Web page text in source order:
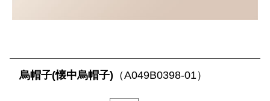
烏帽子(懐中烏帽子) （A049B0398-01）